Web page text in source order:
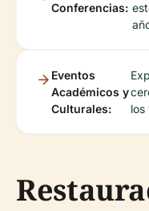
Conferencias:
Eventos
Académicos y
Culturales:
los